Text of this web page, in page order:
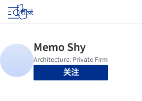
登录
关注